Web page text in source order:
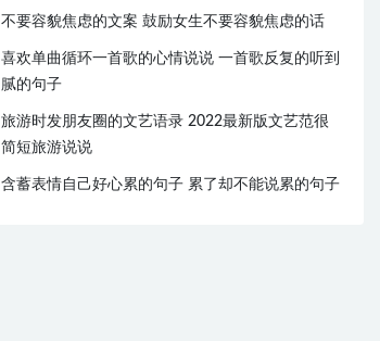
不要容貌焦虑的文案 鼓励女生不要容貌焦虑的话
喜欢单曲循环一首歌的心情说说 一首歌反复的听到
腻的句子
旅游时发朋友圈的文艺语录 2022最新版文艺范很
简短旅游说说
含蓄表情自己好心累的句子 累了却不能说累的句子